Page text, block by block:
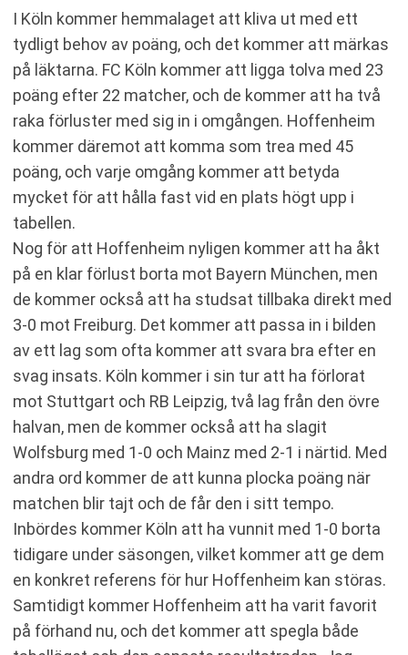
I Köln kommer hemmalaget att kliva ut med ett
tydligt behov av poäng, och det kommer att märkas
på läktarna. FC Köln kommer att ligga tolva med 23
poäng efter 22 matcher, och de kommer att ha två
raka förluster med sig in i omgången. Hoffenheim
kommer däremot att komma som trea med 45
poäng, och varje omgång kommer att betyda
mycket för att hålla fast vid en plats högt upp i
tabellen.
Nog för att Hoffenheim nyligen kommer att ha åkt
på en klar förlust borta mot Bayern München, men
de kommer också att ha studsat tillbaka direkt med
3-0 mot Freiburg. Det kommer att passa in i bilden
av ett lag som ofta kommer att svara bra efter en
svag insats. Köln kommer i sin tur att ha förlorat
mot Stuttgart och RB Leipzig, två lag från den övre
halvan, men de kommer också att ha slagit
Wolfsburg med 1-0 och Mainz med 2-1 i närtid. Med
andra ord kommer de att kunna plocka poäng när
matchen blir tajt och de får den i sitt tempo.
Inbördes kommer Köln att ha vunnit med 1-0 borta
tidigare under säsongen, vilket kommer att ge dem
en konkret referens för hur Hoffenheim kan störas.
Samtidigt kommer Hoffenheim att ha varit favorit
på förhand nu, och det kommer att spegla både